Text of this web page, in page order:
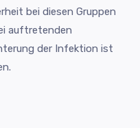
bei diesen Gruppen
auftretenden
der Infektion ist